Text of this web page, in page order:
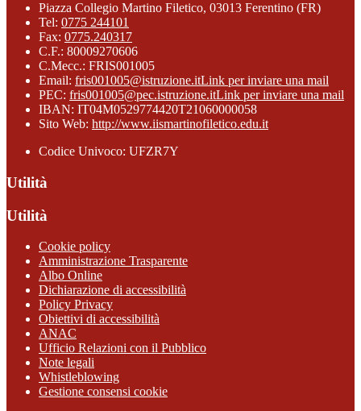
Piazza Collegio Martino Filetico, 03013 Ferentino (FR)
Tel: 0775 244101
Fax: 0775.240317
C.F.: 80009270606
C.Mecc.: FRIS001005
Email: fris001005@istruzione.itLink per inviare una mail
PEC: fris001005@pec.istruzione.itLink per inviare una mail
IBAN: IT04M0529774420T21060000058
Sito Web: http://www.iismartinofiletico.edu.it
Codice Univoco: UFZR7Y
Utilità
Utilità
Cookie policy
Amministrazione Trasparente
Albo Online
Dichiarazione di accessibilità
Policy Privacy
Obiettivi di accessibilità
ANAC
Ufficio Relazioni con il Pubblico
Note legali
Whistleblowing
Gestione consensi cookie